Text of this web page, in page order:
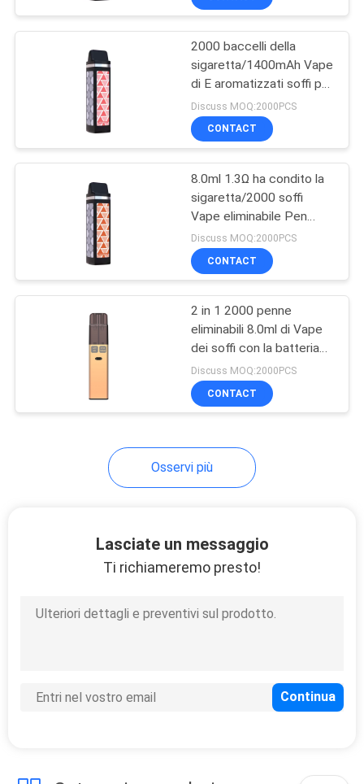
2000 baccelli della
sigaretta/1400mAh Vape
di E aromatizzati soffi pre
fatti pagare
Discuss MOQ:2000PCS
CONTACT
8.0ml 1.3Ω ha condito la
sigaretta/2000 soffi
Vape eliminabile Pen
Aluminum Tube di E
Discuss MOQ:2000PCS
CONTACT
2 in 1 2000 penne
eliminabili 8.0ml di Vape
dei soffi con la batteria
800mAh
Discuss MOQ:2000PCS
CONTACT
Osservi più
Lasciate un messaggio
Ti richiameremo presto!